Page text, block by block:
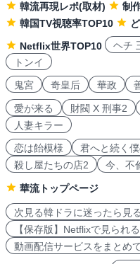
韓流再現レポ(取材)
制
韓国TV視聴率TOP10
Netflix世界TOP10
ヘチ
トンイ
鬼宮
奇皇后 華政
愛が来る 財閥 X 刑事2
人妻キラー
恋は飴模様
君へと続く
殺し屋たちの店2
今、不
華流トップページ
次見る韓ドラに迷ったら見
【保存版】Netflixで見られ
動画配信サービスをまとめ